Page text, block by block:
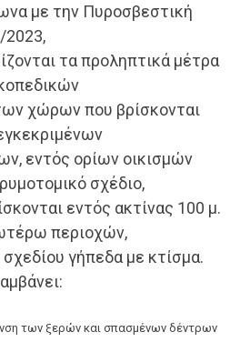
με την Πυροσβεστική
2023,
τα προληπτικά μέτρα
χώρων που βρίσκονται
εντός ορίων οικισμών
σχέδιο,
εντός ακτίνας 100 μ.
περιοχών,
γήπεδα με κτίσμα.
των ξερών και σπασμένων δέντρων